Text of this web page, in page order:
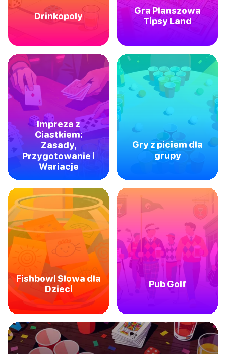
Drinkopoly
Gra Planszowa
Tipsy Land
Impreza z
Ciastkiem:
Zasady,
Przygotowanie i
Wariacje
Gry z piciem dla
grupy
Fishbowl Słowa dla
Dzieci
Pub Golf